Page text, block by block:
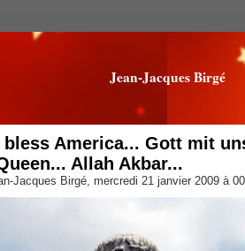
Jean-Jacques Birgé
bless America... Gott mit
Allah Akbar...
Jacques Birgé, mercredi 21 janvier 2009 à